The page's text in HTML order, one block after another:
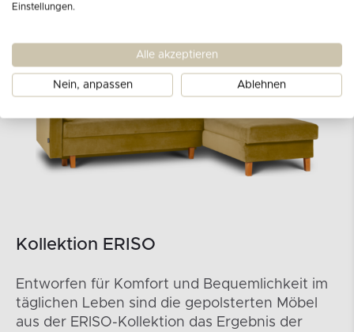
Kollektion ERISO
Entworfen für Komfort und Bequemlichkeit im
täglichen Leben sind die gepolsterten Möbel
aus der ERISO-Kollektion das Ergebnis der
Einstellungen.
Alle akzeptieren
Nein, anpassen Ablehnen